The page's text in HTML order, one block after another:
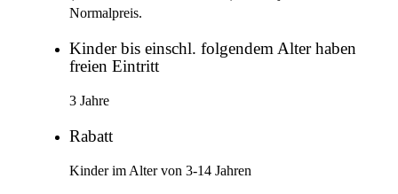
Normalpreis.
Kinder bis einschl. folgendem Alter haben
freien Eintritt
3 Jahre
Rabatt
Kinder im Alter von 3-14 Jahren